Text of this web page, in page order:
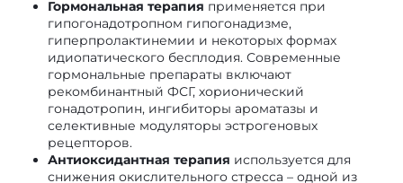
Гормональная терапия применяется при
гипогонадотропном гипогонадизме,
гиперпролактинемии и некоторых формах
идиопатического бесплодия. Современные
гормональные препараты включают
рекомбинантный ФСГ, хорионический
гонадотропин, ингибиторы ароматазы и
селективные модуляторы эстрогеновых
рецепторов.
Антиоксидантная терапия используется для
снижения окислительного стресса – одной из